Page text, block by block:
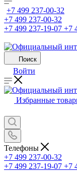
+7 499 237-00-32
+7 499 237-00-32
+7 499 237-19-07 +7
Поиск
Войти
Избранные
Телефоны
+7 499 237-00-32
+7 499 237-19-07 +7